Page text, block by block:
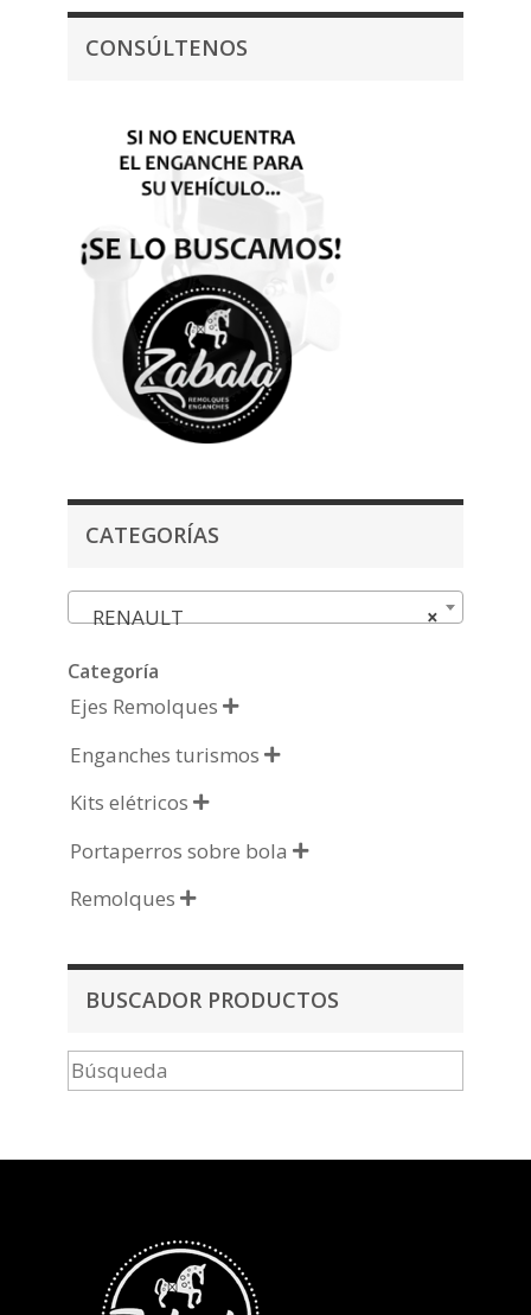
CONSÚLTENOS
CATEGORÍAS
×
RENAULT
Categoría
Ejes Remolques 
Enganches turismos 
Kits elétricos 
Portaperros sobre bola 
Remolques 
BUSCADOR PRODUCTOS